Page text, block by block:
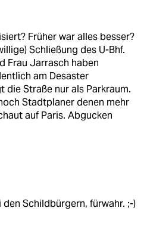
Früher war alles besser?
Schließung des U-Bhf.
Frau Jarrasch haben
am Desaster
Straße nur als Parkraum.
Stadtplaner denen mehr
auf Paris. Abgucken
Schildbürgern, fürwahr. ;-)